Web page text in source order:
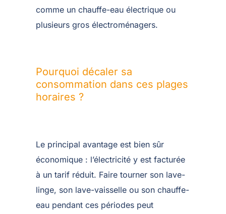
comme un chauffe-eau électrique ou
plusieurs gros électroménagers.
Pourquoi décaler sa
consommation dans ces plages
horaires ?
Le principal avantage est bien sûr
économique : l’électricité y est facturée
à un tarif réduit. Faire tourner son lave-
linge, son lave-vaisselle ou son chauffe-
eau pendant ces périodes peut